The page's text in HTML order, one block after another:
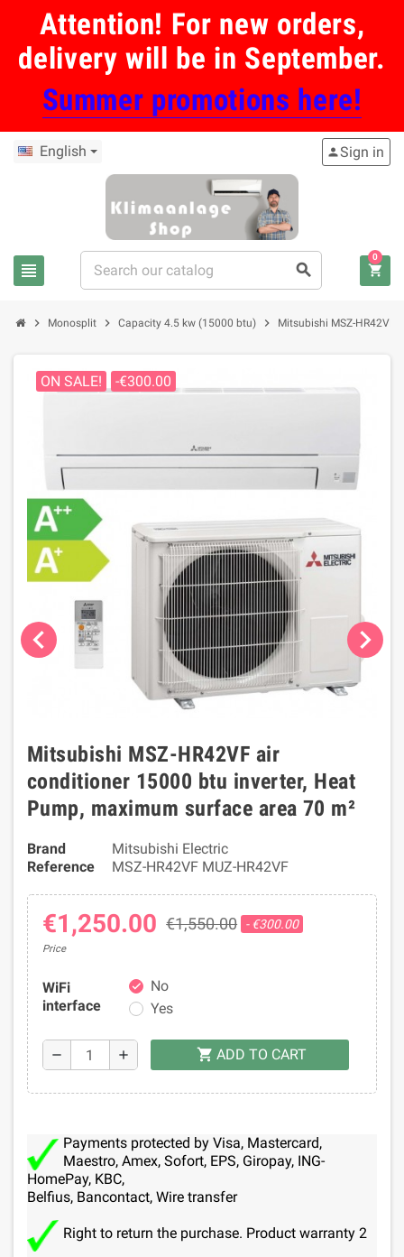
Attention! For new orders,
delivery will be in September.
Summer promotions here!
English
view_headline search
personSign in
shopping_cart
0
chevron_right Monosplit chevron_right Capacity 4.5 kw (15000 btu) chevron_right Mitsubishi MSZ-HR42VF
chevron_left chevron_right
ON SALE! -€300.00
Mitsubishi MSZ-HR42VF air
conditioner 15000 btu inverter, Heat
Pump, maximum surface area 70 m²
Brand
Mitsubishi Electric
Reference
MSZ-HR42VF MUZ-HR42VF
€1,250.00 €1,550.00 - €300.00
Price
WiFi
interface
check
No
Yes
remove add shopping_cart ADD TO CART
Payments protected by Visa, Mastercard,
Maestro, Amex, Sofort, EPS, Giropay, ING-
HomePay, KBC,
Belfius, Bancontact, Wire transfer
Right to return the purchase. Product warranty 2